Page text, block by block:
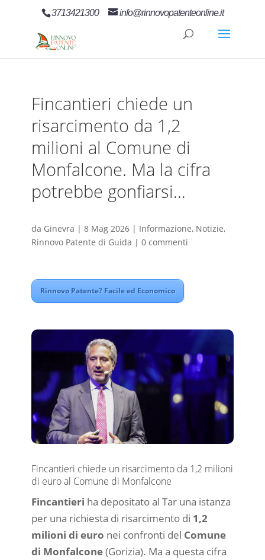
3713421300 info@rinnovopatenteonline.it
Fincantieri chiede un
risarcimento da 1,2
milioni al Comune di
Monfalcone. Ma la cifra
potrebbe gonfiarsi…
da Ginevra | 8 Mag 2026| Informazione, Notizie,
Rinnovo Patente di Guida | 0 commenti
Rinnovo Patente? Facile ed Economico
Fincantieri chiede un risarcimento da 1,2 milioni
di euro al Comune di Monfalcone
Fincantieri ha depositato al Tar una istanza
per una richiesta di risarcimento di 1,2
milioni di euro nei confronti del Comune
di Monfalcone(Gorizia). Ma a questa cifra